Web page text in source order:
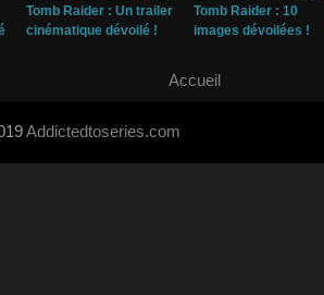
Tomb Raider : Un trailer
cinématique dévoilé !
Tomb Raider : 10
images dévoilées !
Accueil
Addictedtoseries.com